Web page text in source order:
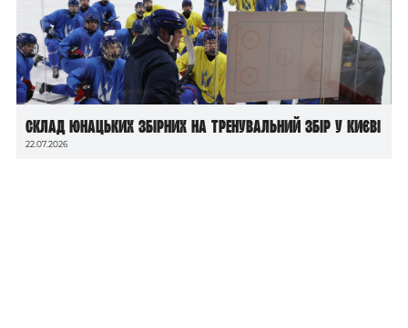
Склад юнацьких збірних на тренувальний збір у Києві
22.07.2026